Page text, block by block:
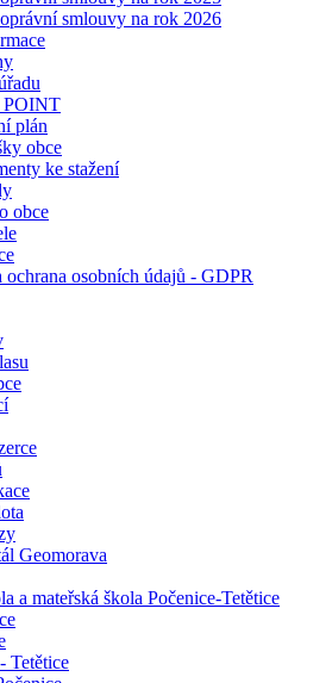
smlouvy na rok 2026
POINT
plán
obce
ke stažení
obce
ochrana osobních údajů - GDPR
Geomorava
a mateřská škola Počenice-Tetětice
Tetětice